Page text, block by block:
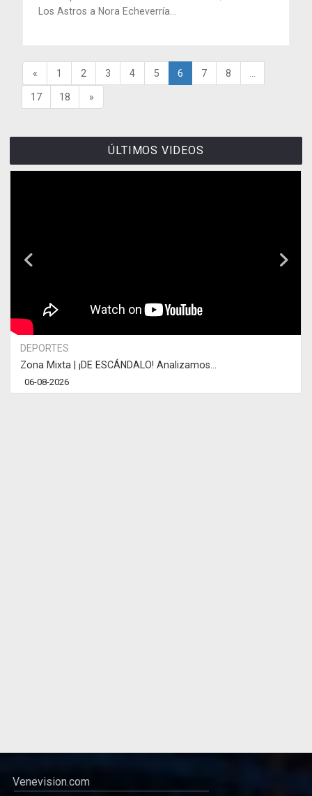
Los Astros a Nora Echeverría...
« 1 2 3 4 5 6 7 8
17 18 »
ÚLTIMOS VIDEOS
DEPORTES
Zona Mixta | ¡DE ESCÁNDALO! Analizamos...
06-08-2026
Venevision.com